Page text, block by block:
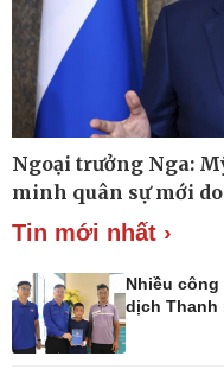
Quan sát
Cuộc sống đó đây
Hồ sơ
Ngoại trưởng Nga:
minh quân sự mới
Tin mới nhất ›
Nhiều
dịch Thanh